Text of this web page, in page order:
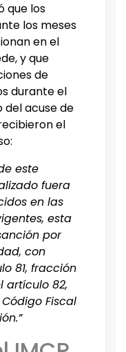
que los
los meses
en el
y que
de
durante el
del acuse de
el
este
fuera
en las
esta
por
con
81, fracción
artículo 82,
Fiscal